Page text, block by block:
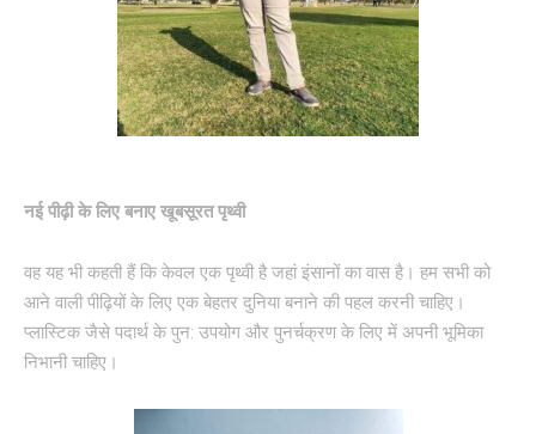
नई पीढ़ी के लिए बनाए खूबसूरत पृथ्वी
वह यह भी कहती हैं कि केवल एक पृथ्वी है जहां इंसानों का वास है। हम सभी को
आने वाली पीढ़ियों के लिए एक बेहतर दुनिया बनाने की पहल करनी चाहिए।
प्लास्टिक जैसे पदार्थ के पुन: उपयोग और पुनर्चक्रण के लिए में अपनी भूमिका
निभानी चाहिए।